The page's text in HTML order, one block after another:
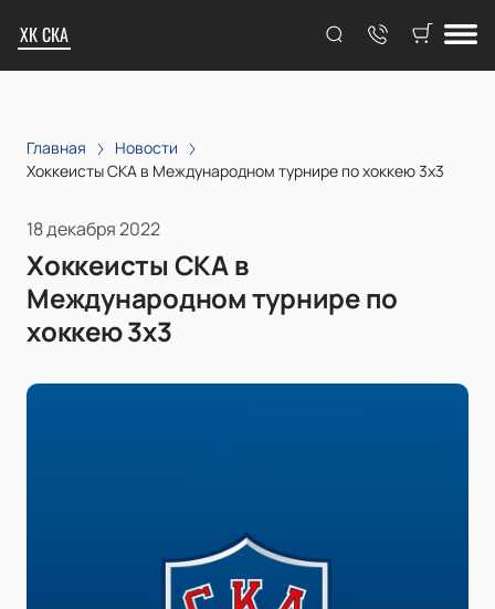
ХК СКА
Главная
Новости
Хоккеисты СКА в Международном турнире по хоккею 3х3
18 декабря 2022
Хоккеисты СКА в
Международном турнире по
хоккею 3х3